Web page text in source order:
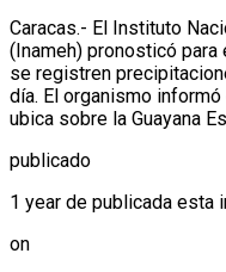
Caracas.- El Instituto
(Inameh) pronosticó
se registren
día. El organismo
ubica sobre la Guayana
publicado
1 year de publicada esta
on